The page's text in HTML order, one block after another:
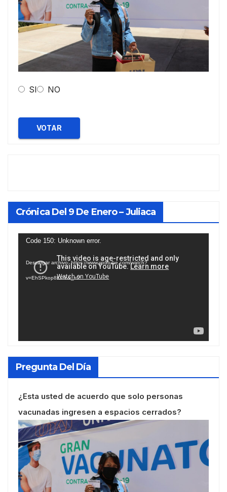
SI NO
VOTAR
Crónica Del 9 De Enero – Juliaca
Reproductor
vídeo
Code 150: Unknown error.
Descargar archivo: https://www.youtube.com/watch?
v=EhSPkop8KPY&_=2
Pregunta Del Día
¿Esta usted de acuerdo que solo personas
vacunadas ingresen a espacios cerrados?